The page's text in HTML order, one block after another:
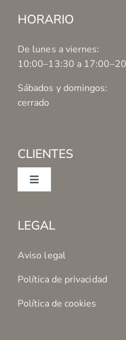
HORARIO
De lunes a viernes:
10:00–13:30 a
Sábados y domingos:
cerrado
CLIENTES
Toggle
Condiciones de Compra
Formas de Pago
LEGAL
Aviso legal
Política de privacidad
Política de cookies